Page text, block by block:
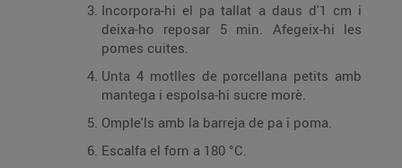
Incorpora-hi el pa tallat a daus d'1 cm i
deixa-ho reposar 5 min. Afegeix-hi les
pomes cuites.
Unta 4 motlles de porcellana petits amb
mantega i espolsa-hi sucre morè.
Omple'ls amb la barreja de pa i poma.
Escalfa el forn a 180 °C.